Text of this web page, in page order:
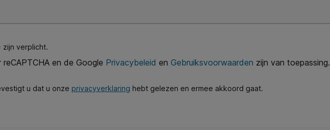
zijn verplicht.
en de Google Privacybeleid en Gebruiksvoorwaarden zijn van toepassing.
u dat u onze privacyverklaring hebt gelezen en ermee akkoord gaat.